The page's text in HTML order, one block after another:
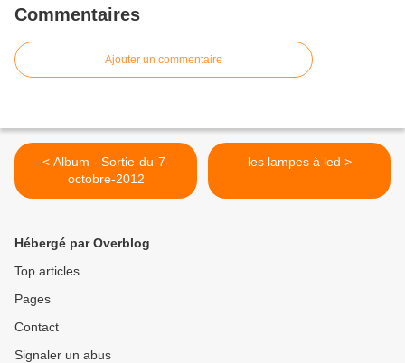
Commentaires
Ajouter un commentaire
< Album - Sortie-du-7-
octobre-2012
les lampes à led >
Hébergé par Overblog
Top articles
Pages
Contact
Signaler un abus